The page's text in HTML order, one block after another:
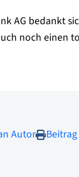
AG bedankt
noch einen
Autor